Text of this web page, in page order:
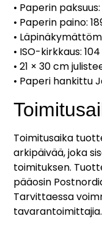
• Paperin
• Paperin paino:
•
• ISO-kirkkaus: 104
• 21 × 30 cm
• Paperi hankittu
Toimitusaika
arkipäivää, joka
toimituksen.
pääosin
Tarvittaessa